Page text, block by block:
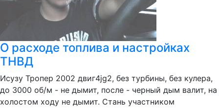
О расходе топлива и настройках
ТНВД
Исузу Тропер 2002 двиг4jg2, без турбины, без кулера,
до 3000 об/м - не дымит, после - черный дым валит, на
холостом ходу не дымит. Стань участником